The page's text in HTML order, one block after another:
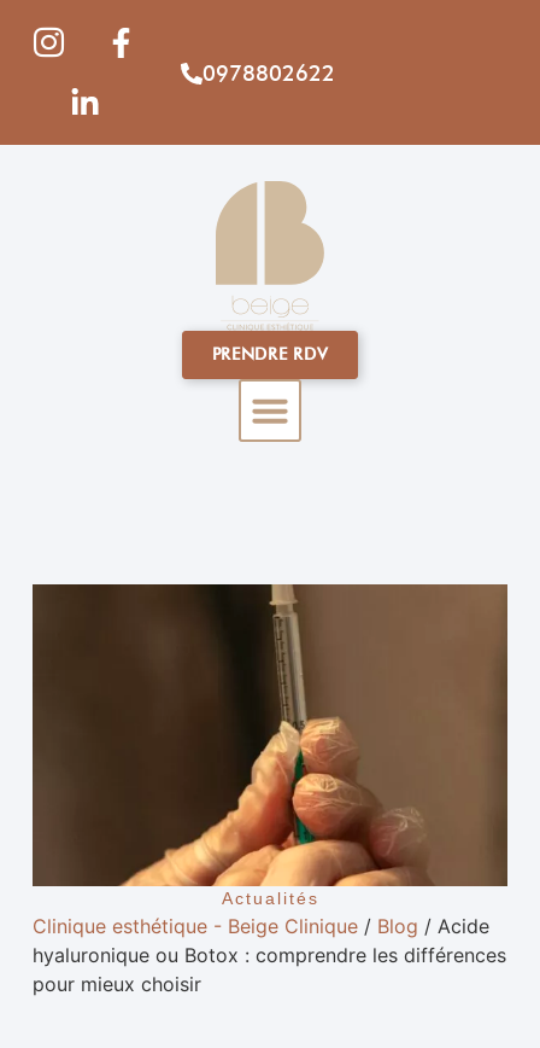
0978802622
PRENDRE RDV
Actualités
Clinique esthétique - Beige Clinique/ Blog / Acide
hyaluronique ou Botox : comprendre les différences
pour mieux choisir